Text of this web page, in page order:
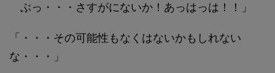
ぶっ・・・さすがにないか！あっはっは！！」
「・・・その可能性もなくはないかもしれない
な・・・」